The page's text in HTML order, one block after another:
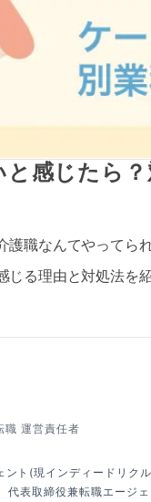
感じたら
職なんてやってら
じる理由と対処法を
職 運営責任者
ント(現インディードリク
代表取締役兼転職エージ